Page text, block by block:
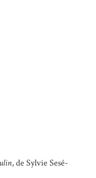
, de Sylvie Sesé-